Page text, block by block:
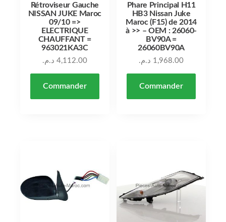
Rétroviseur Gauche
NISSAN JUKE Maroc
09/10 =>
ELECTRIQUE
CHAUFFANT =
963021KA3C
4,112.00 د.م.
Commander
Phare Principal H11
HB3 Nissan Juke
Maroc (F15) de 2014
à >> – OEM : 26060-
BV90A =
26060BV90A
1,968.00 د.م.
Commander